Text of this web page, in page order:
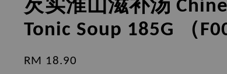
芡实淮山滋补汤
Tonic Soup 185G （
RM 18.90